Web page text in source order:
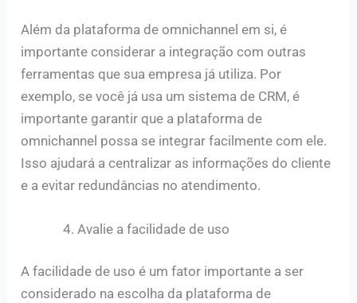
Além da plataforma de omnichannel em si, é
importante considerar a integração com outras
ferramentas que sua empresa já utiliza. Por
exemplo, se você já usa um sistema de CRM, é
importante garantir que a plataforma de
omnichannel possa se integrar facilmente com ele.
Isso ajudará a centralizar as informações do cliente
e a evitar redundâncias no atendimento.
Avalie a facilidade de uso
A facilidade de uso é um fator importante a ser
considerado na escolha da plataforma de